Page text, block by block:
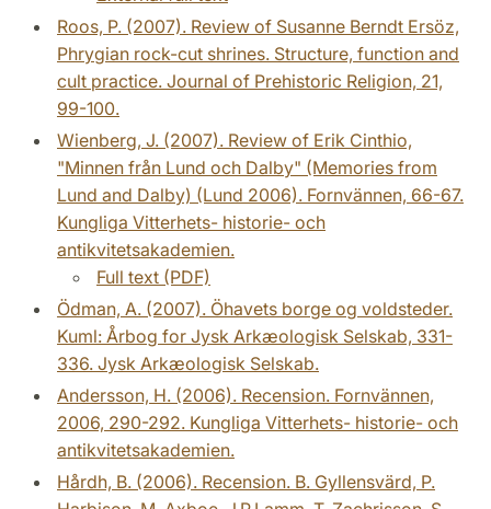
Roos, P. (2007). Review of Susanne Berndt Ersöz,
Phrygian rock-cut shrines. Structure, function and
cult practice. Journal of Prehistoric Religion, 21,
99-100.
Wienberg, J. (2007). Review of Erik Cinthio,
"Minnen från Lund och Dalby" (Memories from
Lund and Dalby) (Lund 2006). Fornvännen, 66-67.
Kungliga Vitterhets- historie- och
antikvitetsakademien.
Full text (PDF)
Ödman, A. (2007). Öhavets borge og voldsteder.
Kuml: Årbog for Jysk Arkæologisk Selskab, 331-
336. Jysk Arkæologisk Selskab.
Andersson, H. (2006). Recension. Fornvännen,
2006, 290-292. Kungliga Vitterhets- historie- och
antikvitetsakademien.
Hårdh, B. (2006). Recension. B. Gyllensvärd, P.